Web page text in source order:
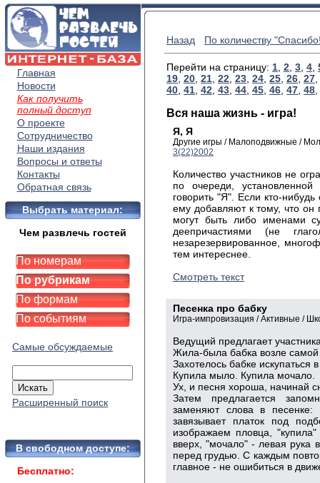
Главная
Новости
Как получить
полный доступ
О проекте
Сотрудничество
Наши издания
Вопросы и ответы
Контакты
Обратная связь
Выбрать материал:
Чем развлечь гостей
По номерам
По рубрикам
По формам
По событиям
Самые обсуждаемые
Расширенный поиск
В свободном доступе:
Бесплатно:
Назад По количеству
Перейти на страницу: 1 2 3 4
19 20 21 22 23 24 25 26 27
40 41 42 43 44 45 46 47 48
Вся наша жизнь - игра!
Я, Я
Другие игры / Малоподвижные /
3(22)2002
Количество участников не
по очереди,
говорить "Я". Если кто-
ему добавляют к тому, что он
могут быть либо именами
деепричастиями (не
незарезервированное,
тем интереснее.
Смотреть текст
Песенка про бабку
Игра-импровизация / Активные /
Ведущий предлагает
Жила-была бабка возле самой
Захотелось бабке искупаться
Купила мыло. Купила мочало.
Ух, и песня хороша, начинай
Затем предлагается
заменяют слова в
завязывает платок под
изображаем пловца,
вверх, "мочало" - левая рука
перед грудью. С каждым
главное - не ошибиться в